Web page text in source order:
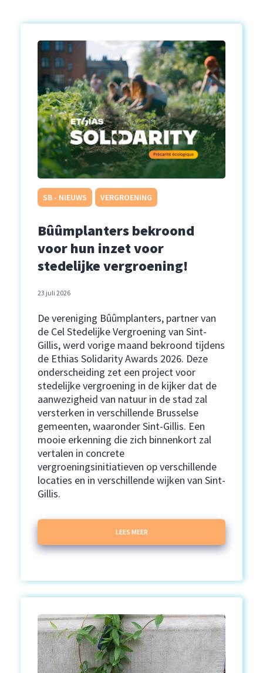
SB - NIEUWS VERGROENING
Bûûmplanters bekroond
voor hun inzet voor
stedelijke vergroening!
23 juli 2026
De vereniging Bûûmplanters, partner van
de Cel Stedelijke Vergroening van Sint-
Gillis, werd vorige maand bekroond tijdens
de Ethias Solidarity Awards 2026. Deze
onderscheiding zet een project voor
stedelijke vergroening in de kijker dat de
aanwezigheid van natuur in de stad zal
versterken in verschillende Brusselse
gemeenten, waaronder Sint-Gillis. Een
mooie erkenning die zich binnenkort zal
vertalen in concrete
vergroeningsinitiatieven op verschillende
locaties en in verschillende wijken van Sint-
Gillis.
LEES MEER